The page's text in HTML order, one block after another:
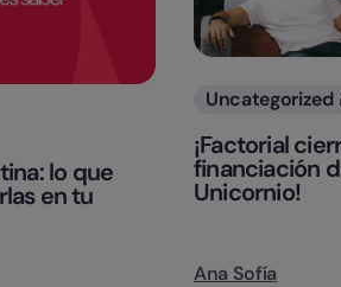
lo que
en tu
Categorias
Uncategorized
¡Factorial
financiación
Unicornio!
Ana Sofía